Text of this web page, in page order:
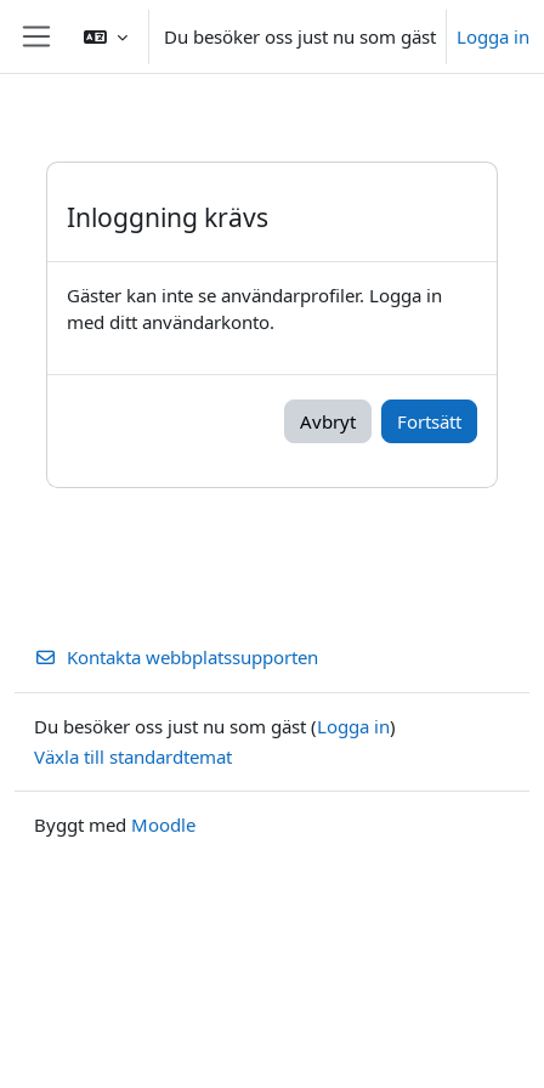
Gå direkt till huvudinnehåll
Du besöker oss just nu som gäst Logga in
Inloggning krävs
Gäster kan inte se användarprofiler. Logga in
med ditt användarkonto.
Avbryt Fortsätt
Kontakta webbplatssupporten
Du besöker oss just nu som gäst (Logga in)
Växla till standardtemat
Byggt med Moodle